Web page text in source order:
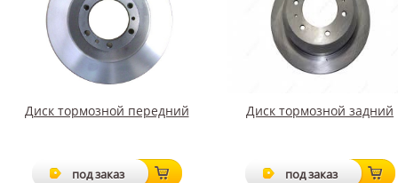
Диск тормозной передний
под заказ
Диск тормозной задний
под заказ